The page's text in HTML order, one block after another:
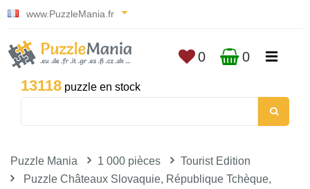
www.PuzzleMania.fr
13118 puzzle en stock
0 0
Puzzle Mania 1 000 pièces
Tourist Edition
Puzzle Châteaux Slovaquie, République Tchèque,